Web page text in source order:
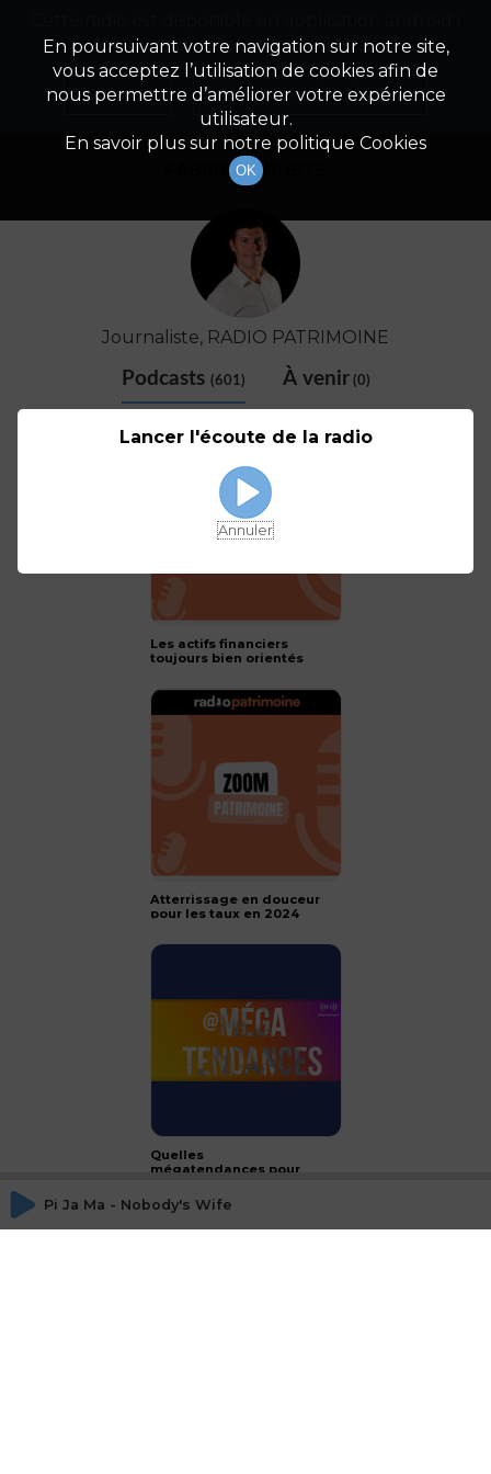
Détail De L'animateur
FABRICE COUSTE
Journaliste, RADIO PATRIMOINE
Podcasts (601) À venir(0)
Les actifs financiers
toujours bien orientés
Atterrissage en douceur
pour les taux en 2024
Quelles
mégatendances pour
Pi Ja Ma - Nobody's Wife
En poursuivant votre navigation sur notre site,
vous acceptez l’utilisation de cookies afin de
nous permettre d’améliorer votre expérience
utilisateur.
En savoir plus sur notre politique Cookies
OK
Appuyez ci-dessous pour l'installer.
Non merci Télécharger l'application
Lancer l'écoute de la radio
Annuler